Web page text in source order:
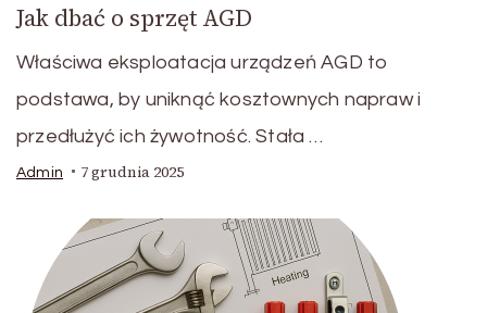
Jak dbać o sprzęt AGD
Właściwa eksploatacja urządzeń AGD to
podstawa, by uniknąć kosztownych napraw i
przedłużyć ich żywotność. Stała …
Admin 7 grudnia 2025